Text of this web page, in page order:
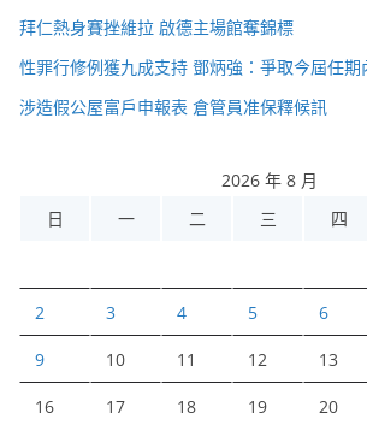
拜仁熱身賽挫維拉 啟德主場館奪錦標
性罪行修例獲九成支持 鄧炳強：爭取今屆任期
涉造假公屋富戶申報表 倉管員准保釋候訊
2026 年 8 月
日
一 二 三 四
2 3 4 5 6
9 10 11 12 13
16 17 18 19 20